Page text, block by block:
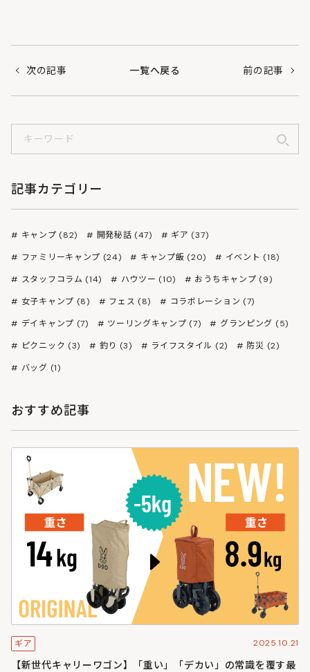
次の記事 一覧へ戻る 前の記事
記事カテゴリー
キャンプ (82) 開発秘話 (47)
ギア (37)
ファミリーキャンプ (24)
キャンプ飯 (20)
イベント (18)
スタッフコラム (14)
ハウツー (10)
おうちキャンプ (9)
女子キャンプ (8)
フェス (8)
コラボレーション (7)
デイキャンプ (7)
ツーリングキャンプ (7)
グランピング (5)
ピクニック (3)
釣り (3) ライフスタイル (2)
防災 (2)
バッグ (1)
おすすめ記事
ギア 2025.10.21
【新世代キャリーワゴン】「重い」「デカい」の常識を覆す最